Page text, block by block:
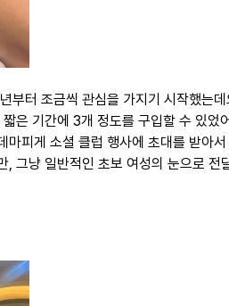
부터 조금씩 관심을 가지기 시작했는
은 기간에 3개 정도를 구입할 수 있었
피게 소셜 클럽 행사에 초대를 받아
그냥 일반적인 초보 여성의 눈으로 전